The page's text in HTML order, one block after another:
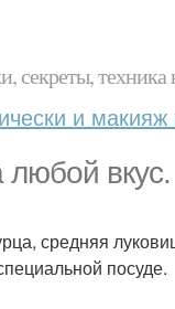
секреты, техника
и
вкус.
средняя
посуде.